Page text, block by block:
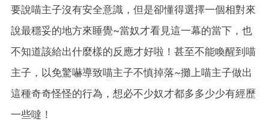
要說喵主子沒有安全意識，但是卻懂得選擇一個相對來
說最穩妥的地方來睡覺~當奴才看見這一幕的當下，也
不知道該給出什麼樣的反應才好啦！甚至不能喚醒到喵
主子，以免驚嚇導致喵主子不慎掉落~攤上喵主子做出
這種奇奇怪怪的行為，想必不少奴才都多多少少有經歷
一些噠！